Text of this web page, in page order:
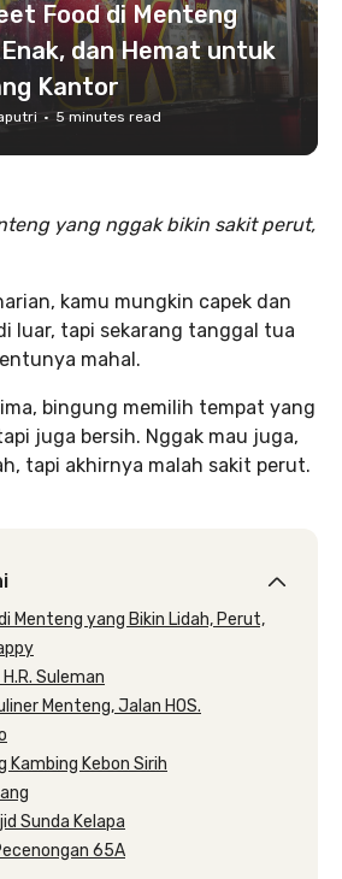
Food di Menteng
dan Hemat untuk
Kantor
· 5 minutes read
yang nggak bikin sakit perut,
kamu mungkin capek dan
luar, tapi sekarang tanggal tua
mahal.
bingung memilih tempat yang
juga bersih. Nggak mau juga,
tapi akhirnya malah sakit perut.
Menteng yang Bikin Lidah, Perut,
Suleman
Menteng, Jalan HOS.
Kambing Kebon Sirih
Sunda Kelapa
65A